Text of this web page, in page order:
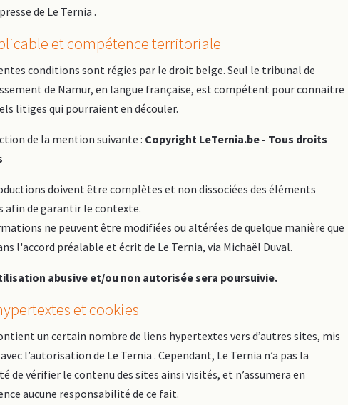
de Le Ternia .
et compétence territoriale
conditions sont régies par le droit belge. Seul le tribunal de
de Namur, en langue française, est compétent pour connaitre
litiges qui pourraient en découler.
de la mention suivante : Copyright LeTernia.be - Tous droits
doivent être complètes et non dissociées des éléments
afin de garantir le contexte.
ne peuvent être modifiées ou altérées de quelque manière que
l'accord préalable et écrit de Le Ternia, via Michaël Duval.
abusive et/ou non autorisée sera poursuivie.
et cookies
un certain nombre de liens hypertextes vers d’autres sites, mis
l’autorisation de Le Ternia . Cependant, Le Ternia n’a pas la
de vérifier le contenu des sites ainsi visités, et n’assumera en
aucune responsabilité de ce fait.